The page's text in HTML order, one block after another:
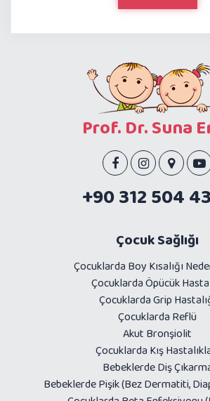
Prof. Dr. Suna
+90 312 504
Çocuk Sağlığı
Çocuklarda Boy Kısalığı
Çocuklarda Öpücük
Çocuklarda Grip
Çocuklarda Reflü
Akut Bronşiolit
Çocuklarda Kış
Bebeklerde Diş
Bebeklerde Pişik (Bez Dermatiti,